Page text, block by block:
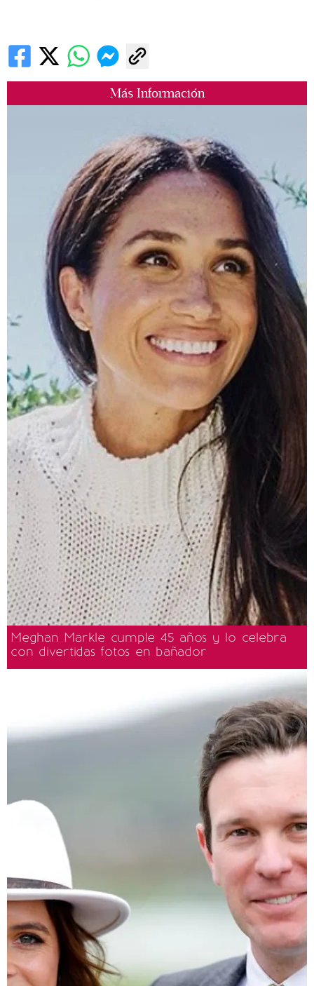
Más Información
Meghan Markle cumple 45 años y lo celebra
con divertidas fotos en bañador